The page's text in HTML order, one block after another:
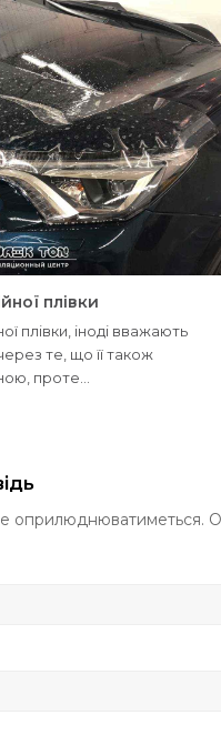
плівки
плівки, іноді вважають
те, що її також
проте…
оприлюднюватиметься.